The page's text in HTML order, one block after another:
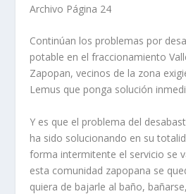
Archivo Página 24
Continúan los problemas por
potable en el fraccionamiento
Zapopan, vecinos de la zona
Lemus que ponga solución
Y es que el problema del
ha sido solucionando en su
forma intermitente el servicio se
esta comunidad zapopana se
quiera de bajarle al baño,